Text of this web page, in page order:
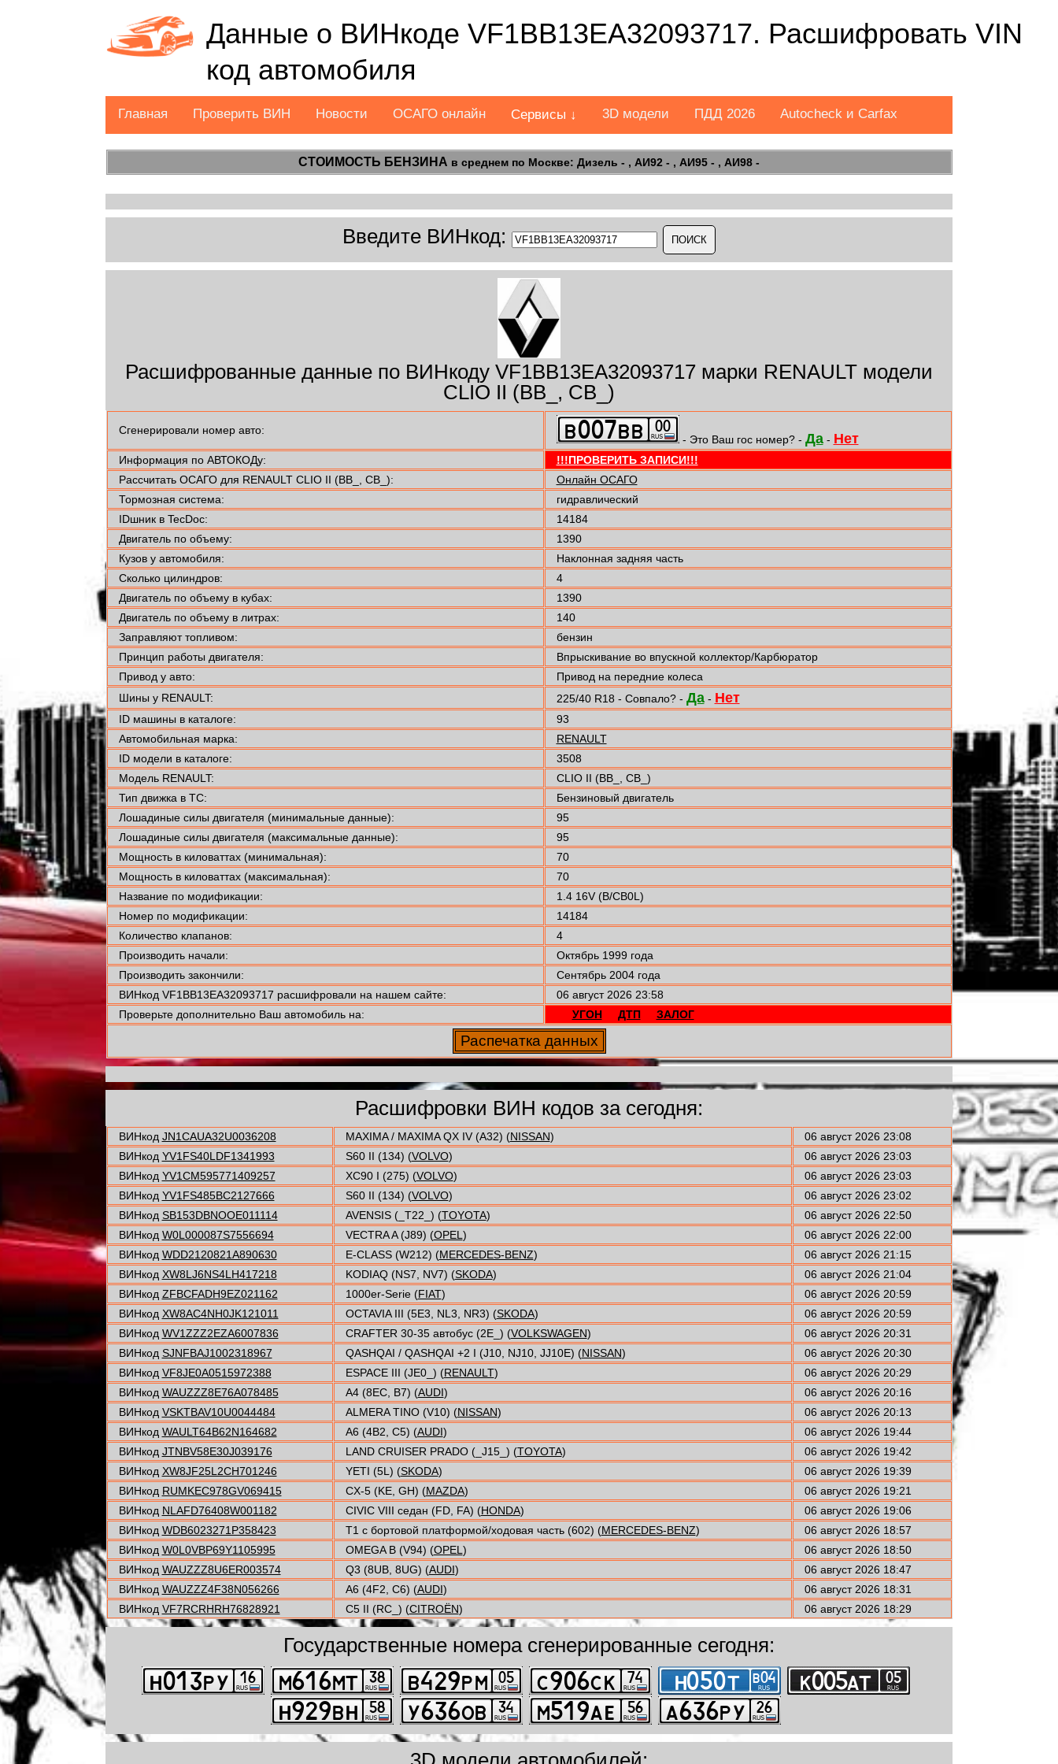
Данные о ВИНкоде VF1BB13EA32093717. Расшифровать VIN
код автомобиля
Главная Проверить ВИН Новости ОСАГО онлайн Сервисы ↓ 3D модели ПДД 2026 Autocheck и Carfax
СТОИМОСТЬ БЕНЗИНА в среднем по Москве: Дизель - , АИ92 - , АИ95 - , АИ98 -
Введите ВИНкод:
Расшифрованные данные по ВИНкоду VF1BB13EA32093717 марки RENAULT модели
CLIO II (BB_, CB_)
Сгенерировали номер авто:
- Это Ваш гос номер? - Да- Нет
Информация по АВТОКОДу:
!!!ПРОВЕРИТЬ ЗАПИСИ!!!
Рассчитать ОСАГО для RENAULT CLIO II (BB_, CB_):
Онлайн ОСАГО
Тормозная система:
гидравлический
IDшник в TecDoc:
14184
Двигатель по объему:
1390
Кузов у автомобиля:
Наклонная задняя часть
Сколько цилиндров:
4
Двигатель по объему в кубах:
1390
Двигатель по объему в литрах:
140
Заправляют топливом:
бензин
Принцип работы двигателя:
Впрыскивание во впускной коллектор/Карбюратор
Привод у авто:
Привод на передние колеса
Шины у RENAULT:
225/40 R18 - Совпало? - Да- Нет
ID машины в каталоге:
93
Автомобильная марка:
RENAULT
ID модели в каталоге:
3508
Модель RENAULT:
CLIO II (BB_, CB_)
Тип движка в ТС:
Бензиновый двигатель
Лошадиные силы двигателя (минимальные данные):
95
Лошадиные силы двигателя (максимальные данные):
95
Мощность в киловаттах (минимальная):
70
Мощность в киловаттах (максимальная):
70
Название по модификации:
1.4 16V (B/CB0L)
Номер по модификации:
14184
Количество клапанов:
4
Производить начали:
Октябрь 1999 года
Производить закончили:
Сентябрь 2004 года
ВИНкод VF1BB13EA32093717 расшифровали на нашем сайте:
06 август 2026 23:58
Проверьте дополнительно Ваш автомобиль на:
УГОН ДТП ЗАЛОГ
Расшифровки ВИН кодов за сегодня:
ВИНкод JN1CAUA32U0036208 MAXIMA / MAXIMA QX IV (A32) (NISSAN)
06 август 2026 23:08
ВИНкод YV1FS40LDF1341993 S60 II (134) (VOLVO)
06 август 2026 23:03
ВИНкод YV1CM595771409257 XC90 I (275) (VOLVO)
06 август 2026 23:03
ВИНкод YV1FS485BC2127666 S60 II (134) (VOLVO)
06 август 2026 23:02
ВИНкод SB153DBNOOE011114 AVENSIS (_T22_) (TOYOTA)
06 август 2026 22:50
ВИНкод W0L000087S7556694 VECTRA A (J89) (OPEL)
06 август 2026 22:00
ВИНкод WDD2120821A890630 E-CLASS (W212) (MERCEDES-BENZ)
06 август 2026 21:15
ВИНкод XW8LJ6NS4LH417218 KODIAQ (NS7, NV7) (SKODA)
06 август 2026 21:04
ВИНкод ZFBCFADH9EZ021162 1000er-Serie (FIAT)
06 август 2026 20:59
ВИНкод XW8AC4NH0JK121011 OCTAVIA III (5E3, NL3, NR3) (SKODA)
06 август 2026 20:59
ВИНкод WV1ZZZ2EZA6007836 CRAFTER 30-35 автобус (2E_) (VOLKSWAGEN)
06 август 2026 20:31
ВИНкод SJNFBAJ1002318967 QASHQAI / QASHQAI +2 I (J10, NJ10, JJ10E) (NISSAN)
06 август 2026 20:30
ВИНкод VF8JE0A0515972388 ESPACE III (JE0_) (RENAULT)
06 август 2026 20:29
ВИНкод WAUZZZ8E76A078485 A4 (8EC, B7) (AUDI)
06 август 2026 20:16
ВИНкод VSKTBAV10U0044484 ALMERA TINO (V10) (NISSAN)
06 август 2026 20:13
ВИНкод WAULT64B62N164682 A6 (4B2, C5) (AUDI)
06 август 2026 19:44
ВИНкод JTNBV58E30J039176 LAND CRUISER PRADO (_J15_) (TOYOTA)
06 август 2026 19:42
ВИНкод XW8JF25L2CH701246 YETI (5L) (SKODA)
06 август 2026 19:39
ВИНкод RUMKEC978GV069415 CX-5 (KE, GH) (MAZDA)
06 август 2026 19:21
ВИНкод NLAFD76408W001182 CIVIC VIII седан (FD, FA) (HONDA)
06 август 2026 19:06
ВИНкод WDB6023271P358423 T1 c бортовой платформой/ходовая часть (602) (MERCEDES-BENZ)
06 август 2026 18:57
ВИНкод W0L0VBP69Y1105995 OMEGA B (V94) (OPEL)
06 август 2026 18:50
ВИНкод WAUZZZ8U6ER003574 Q3 (8UB, 8UG) (AUDI)
06 август 2026 18:47
ВИНкод WAUZZZ4F38N056266 A6 (4F2, C6) (AUDI)
06 август 2026 18:31
ВИНкод VF7RCRHRH76828921 C5 II (RC_) (CITROËN) 06 август 2026 18:29
Государственные номера сгенерированные сегодня: